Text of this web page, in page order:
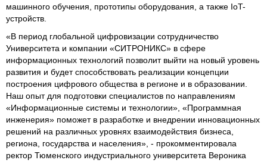
машинного обучения, прототипы оборудования, а также IoT-
устройств.
«В период глобальной цифровизации сотрудничество
Университета и компании «СИТРОНИКС» в сфере
информационных технологий позволит выйти на новый уровень
развития и будет способствовать реализации концепции
построения цифрового общества в регионе и в образовании.
Наш опыт для подготовки специалистов по направлениям
«Информационные системы и технологии», «Программная
инженерия» поможет в разработке и внедрении инновационных
решений на различных уровнях взаимодействия бизнеса,
региона, государства и населения», - прокомментировала
ректор Тюменского индустриального университета Вероника